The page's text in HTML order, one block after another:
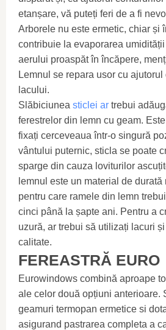
etanșare, vă puteți feri de a fi
Arborele nu este ermetic, chiar și
contribuie la evaporarea
aerului proaspăt în încăpere,
Lemnul se repara usor cu
lacului.
Slăbiciunea sticlei ar trebui
ferestrelor din lemn cu geam.
fixați cerceveaua într-o singură
vântului puternic, sticla se poate
sparge din cauza loviturilor
lemnul este un material de
pentru care ramele din lemn
cinci până la șapte ani. Pentru a
uzură, ar trebui să utilizați lacuri
calitate.
FEREASTRĂ EURO
Eurowindows combină aproape
ale celor două opțiuni anterioare.
geamuri termopan ermetice si
asigurand pastrarea completa a